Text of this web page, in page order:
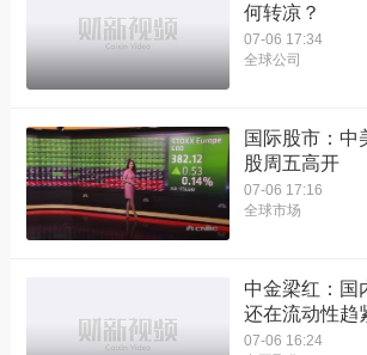
何转凉？
07-06 17:34
全球公司
国际股市：中
股周五高开
07-06 17:16
全球市场
中金梁红：国
还在流动性趋
07-06 16:24